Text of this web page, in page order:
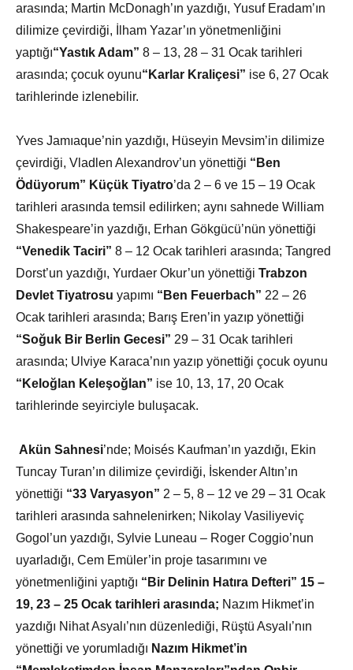
arasında; Martin McDonagh’ın yazdığı, Yusuf Eradam’ın
dilimize çevirdiği, İlham Yazar’ın yönetmenliğini
yaptığı“Yastık Adam” 8 – 13, 28 – 31 Ocak tarihleri
arasında; çocuk oyunu“Karlar Kraliçesi” ise 6, 27 Ocak
tarihlerinde izlenebilir.
Yves Jamıaque’nin yazdığı, Hüseyin Mevsim’in dilimize
çevirdiği, Vladlen Alexandrov’un yönettiği “Ben
Ödüyorum” Küçük Tiyatro’da 2 – 6 ve 15 – 19 Ocak
tarihleri arasında temsil edilirken; aynı sahnede William
Shakespeare’in yazdığı, Erhan Gökgücü’nün yönettiği
“Venedik Taciri” 8 – 12 Ocak tarihleri arasında; Tangred
Dorst’un yazdığı, Yurdaer Okur’un yönettiği Trabzon
Devlet Tiyatrosu yapımı “Ben Feuerbach” 22 – 26
Ocak tarihleri arasında; Barış Eren’in yazıp yönettiği
“Soğuk Bir Berlin Gecesi” 29 – 31 Ocak tarihleri
arasında; Ulviye Karaca’nın yazıp yönettiği çocuk oyunu
“Keloğlan Keleşoğlan” ise 10, 13, 17, 20 Ocak
tarihlerinde seyirciyle buluşacak.
Akün Sahnesi’nde; Moisés Kaufman’ın yazdığı, Ekin
Tuncay Turan’ın dilimize çevirdiği, İskender Altın’ın
yönettiği “33 Varyasyon” 2 – 5, 8 – 12 ve 29 – 31 Ocak
tarihleri arasında sahnelenirken; Nikolay Vasiliyeviç
Gogol’un yazdığı, Sylvie Luneau – Roger Coggio’nun
uyarladığı, Cem Emüler’in proje tasarımını ve
yönetmenliğini yaptığı “Bir Delinin Hatıra Defteri” 15 –
19, 23 – 25 Ocak tarihleri arasında; Nazım Hikmet’in
yazdığı Nihat Asyalı’nın düzenlediği, Rüştü Asyalı’nın
yönettiği ve yorumladığı Nazım Hikmet’in